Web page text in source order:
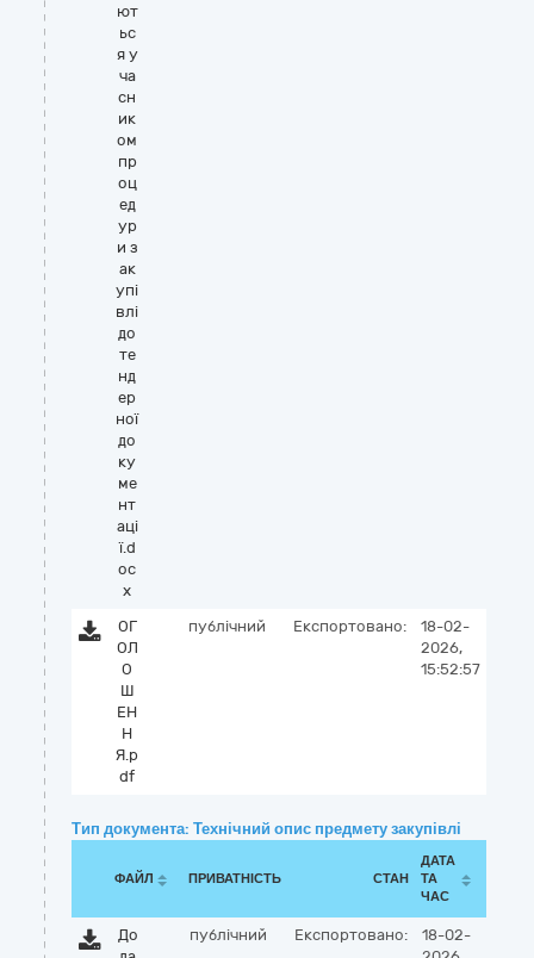
ют
ьс
я у
ча
сн
ик
ом
пр
оц
ед
ур
и з
ак
упі
влі
до
те
нд
ер
ної
до
ку
ме
нт
аці
ї.d
oc
x
ОГ
ОЛ
О
Ш
ЕН
Н
Я.p
df
публічний Експортовано:
18-02-
2026,
15:52:57
Тип документа: Технічний опис предмету закупівлі
ФАЙЛ ПРИВАТНІСТЬ СТАН
ДАТА
ТА
ЧАС
До
публічний Експортовано:
18-02-